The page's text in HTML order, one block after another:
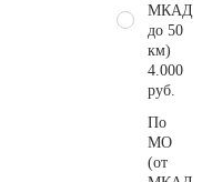
МКАД
до 50
км)
4.000
руб.
По
МО
(от